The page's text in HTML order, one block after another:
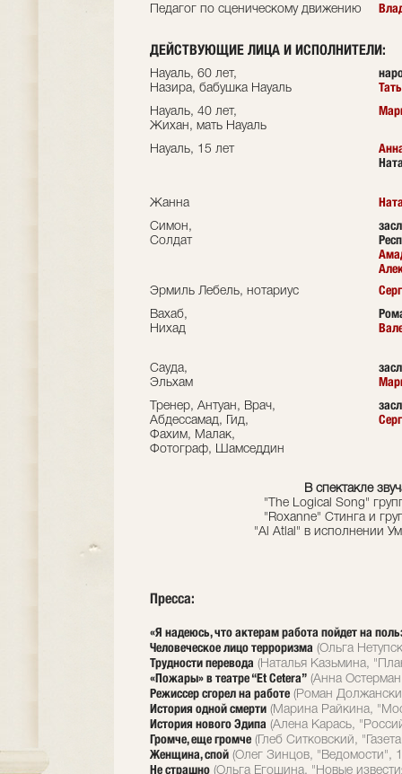
Педагог по сценическому движению
ДЕЙСТВУЮЩИЕ ЛИЦА И ИСПОЛНИТЕЛИ:
Науаль, 60 лет,
Назира, бабушка Науаль
Науаль, 40 лет,
Жихан, мать Науаль
Науаль, 15 лет
Жанна
Симон,
Солдат
Эрмиль Лебель, нотариус
Вахаб,
Нихад
Сауда,
Эльхам
Тренер, Антуан, Врач,
Абдессамад, Гид,
Фахим, Малак,
Фотограф, Шамседдин
В спектакле
"The Logical Song"
"Roxanne" Стинга и
"Al Atlal" в исполнении
Пресса:
«Я надеюсь, что актерам работа пойдет на
Человеческое лицо терроризма (Ольга
Трудности перевода (Наталья Казьмина,
«Пожары» в театре “Et Cetera” (Анна
Режиссер сгорел на работе (Роман
История одной смерти (Марина Райкина,
История нового Эдипа (Алена Карась,
Громче, еще громче (Глеб Ситковский,
Женщина, спой (Олег Зинцов, "Ведомости",
Не страшно (Ольга Егошина, "Новые